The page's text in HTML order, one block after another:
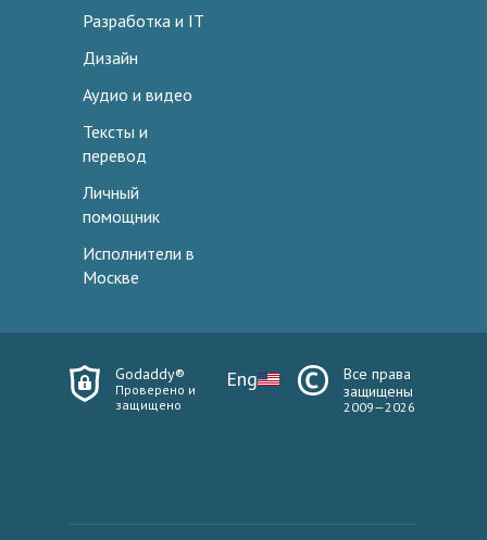
Разработка и IT
Дизайн
Аудио и видео
Тексты и
перевод
Личный
помощник
Исполнители в
Москве
Godaddy®
Проверено и
защищено
Eng
Все права
защищены
2009—2026